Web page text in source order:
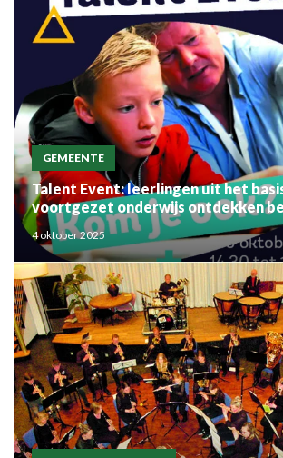
GEMEENTE
Talent Event: leerlingen uit het
voortgezet onderwijs ontdekken
de regio
4 oktober 2025